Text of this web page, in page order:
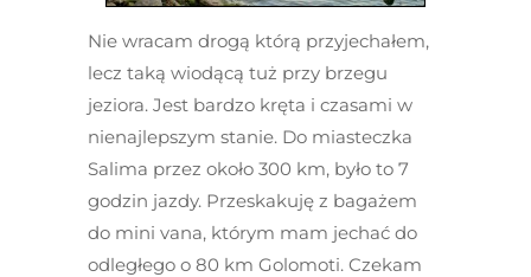
Nie wracam drogą którą przyjechałem,
lecz taką wiodącą tuż przy brzegu
jeziora. Jest bardzo kręta i czasami w
nienajlepszym stanie. Do miasteczka
Salima przez około 300 km, było to 7
godzin jazdy. Przeskakuję z bagażem
do mini vana, którym mam jechać do
odległego o 80 km Golomoti. Czekam